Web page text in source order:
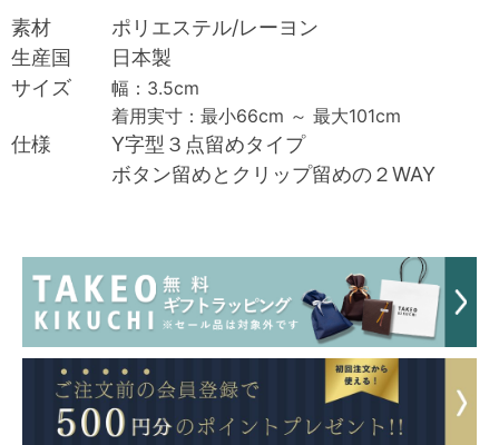
素材 ポリエステル/レーヨン
生産国 日本製
サイズ 幅：3.5cm
着用実寸：最小66cm ～ 最大101cm
仕様 Y字型３点留めタイプ
ボタン留めとクリップ留めの２WAY